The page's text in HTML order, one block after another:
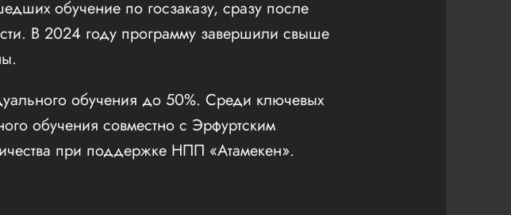
обучение по госзаказу, сразу после
В 2024 году программу завершили свыше
обучения до 50%. Среди ключевых
обучения совместно с Эрфуртским
при поддержке НПП «Атамекен».